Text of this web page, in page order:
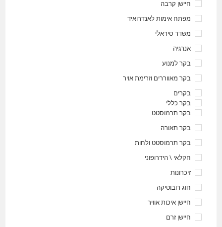
חיישן קרבה
מפתח אימות לאנדרואיד
משדר סיראלי
אנרגיה
בקר למנוע
בקר מאווררים וזרימת אויר
בקרים
בקר כללי
בקר תרמוסטט
בקר תאורה
בקר תרמוסטט ולחות
חקלאי \ הידרופוני
זיכרונות
חוג רובוטיקה
חיישן איכות אוויר
חיישן זרם